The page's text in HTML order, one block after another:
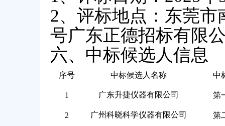
2、评标地点：东莞
号广东正德招标有限
六、中标候选人信息
序号 中标候选人名称 中
1 广东升捷仪器有限公司 第
2 广州科晓科学仪器有限公司 第